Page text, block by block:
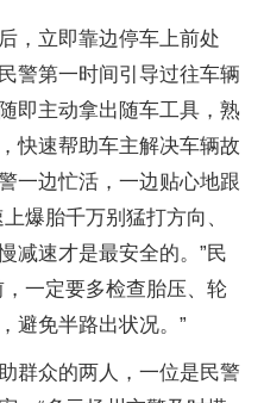
，立即靠边停车上前处
警第一时间引导过往车辆
即主动拿出随车工具，熟
快速帮助车主解决车辆故
一边忙活，一边贴心地跟
爆胎千万别猛打方向、
减速才是最安全的。”民
一定要多检查胎压、轮
避免半路出状况。”
群众的两人，一位是民警